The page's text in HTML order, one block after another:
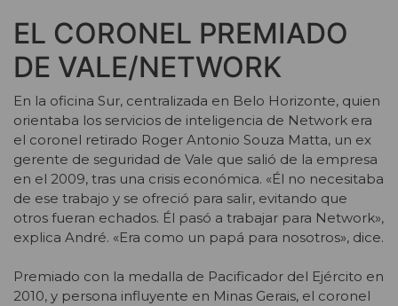
EL CORONEL PREMIADO
DE VALE/NETWORK
En la oficina Sur, centralizada en Belo Horizonte, quien
orientaba los servicios de inteligencia de Network era
el coronel retirado Roger Antonio Souza Matta, un ex
gerente de seguridad de Vale que salió de la empresa
en el 2009, tras una crisis económica. «Él no necesitaba
de ese trabajo y se ofreció para salir, evitando que
otros fueran echados. Él pasó a trabajar para Network»,
explica André. «Era como un papá para nosotros», dice.
Premiado con la medalla de Pacificador del Ejército en
2010, y persona influyente en Minas Gerais, el coronel